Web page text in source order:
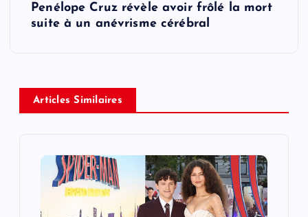
a
v
Penélope Cruz révèle avoir frôlé la mort
suite à un anévrisme cérébral
Articles Similaires